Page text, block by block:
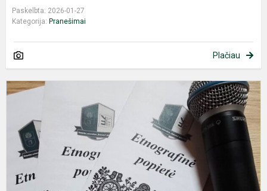
Paskelbta: 2026-01-27
Kategorija: Pranešimai
Plačiau